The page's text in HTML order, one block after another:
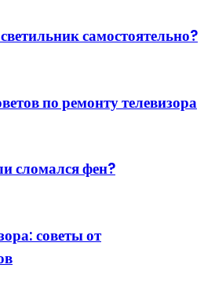
самостоятельно?
по ремонту телевизора
сломался фен?
советы от